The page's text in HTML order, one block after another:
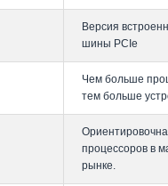
Версия
шины PCIe
Чем больше
тем больше
процессоров в
рынке.